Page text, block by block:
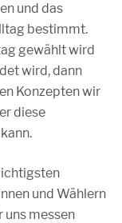
und das
bestimmt.
gewählt wird
wird, dann
Konzepten wir
diese
und Wählern
uns messen